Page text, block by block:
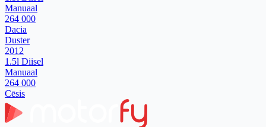
Manuaal
264 000
Dacia
Duster
2012
1.5l Diisel
Manuaal
264 000
Cēsis